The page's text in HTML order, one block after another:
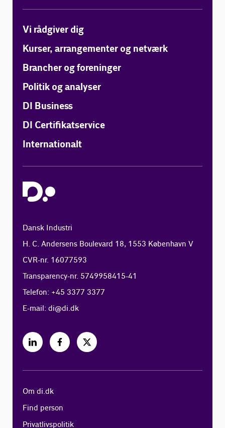
Vi rådgiver dig
Kurser, arrangementer og netværk
Brancher og foreninger
Politik og analyser
DI Business
DI Certifikatservice
Internationalt
Dansk Industri
H. C. Andersens Boulevard 18, 1553 København V
CVR-nr. 16077593
Transparency-nr. 5749958415-41
Telefon: +45 3377 3377
E-mail:di@di.dk
Om di.dk
Find person
Privatlivspolitik